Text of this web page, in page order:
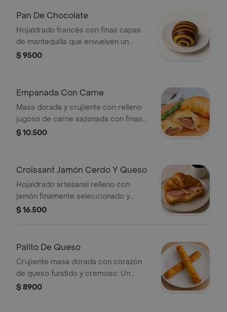
Pan De Chocolate
Hojaldrado francés con finas capas
de mantequilla que envuelven un
corazón de chocolate intenso y
$ 9500
Empanada Con Carne
Masa dorada y crujiente con relleno
jugoso de carne sazonada con finas
especias mediterráneas
$ 10.500
Croissant Jamón Cerdo Y Queso
Hojaldrado artesanal relleno con
jamón finamente seleccionado y
queso, cebolla encurtida, pepino y
$ 16.500
Palito De Queso
Crujiente masa dorada con corazón
de queso fundido y cremoso. Un
clásico irresistible, ideal para
$ 8900